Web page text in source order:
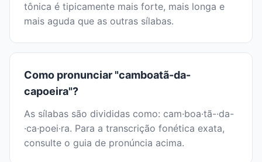
tônica é tipicamente mais forte, mais longa e
mais aguda que as outras sílabas.
Como pronunciar "camboatã-da-
capoeira"?
As sílabas são divididas como: cam·boa·tã-·da-
·ca·poei·ra. Para a transcrição fonética exata,
consulte o guia de pronúncia acima.